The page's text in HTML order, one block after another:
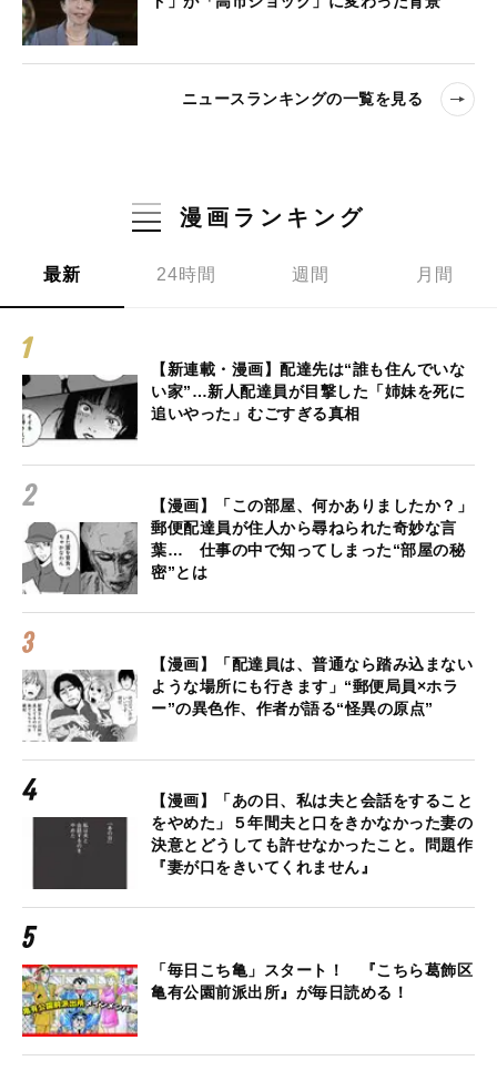
ニュースランキングの一覧を見る
漫画ランキング
最新 24時間 週間 月間
【新連載・漫画】配達先は“誰も住んでいな
い家”…新人配達員が目撃した「姉妹を死に
追いやった」むごすぎる真相
【漫画】「この部屋、何かありましたか？」
郵便配達員が住人から尋ねられた奇妙な言
葉… 仕事の中で知ってしまった“部屋の秘
密”とは
【漫画】「配達員は、普通なら踏み込まない
ような場所にも行きます」“郵便局員×ホラ
ー”の異色作、作者が語る“怪異の原点”
【漫画】「あの日、私は夫と会話をすること
をやめた」５年間夫と口をきかなかった妻の
決意とどうしても許せなかったこと。問題作
『妻が口をきいてくれません』
「毎日こち亀」スタート！ 『こちら葛飾区
亀有公園前派出所』が毎日読める！